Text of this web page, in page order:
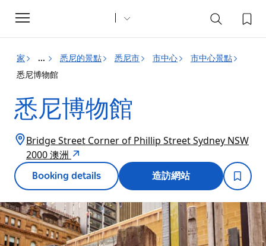
Toggle
navigation
家 ... 悉尼的景點 悉尼市 市中心
市中心景點
悉尼博物館
悉尼博物館
Bridge Street Corner of Phillip Street Sydney NSW
2000 澳洲
Booking details 造訪網站